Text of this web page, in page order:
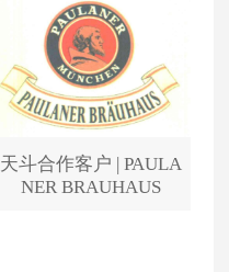
天斗合作客户 | PAULA
NER BRAUHAUS